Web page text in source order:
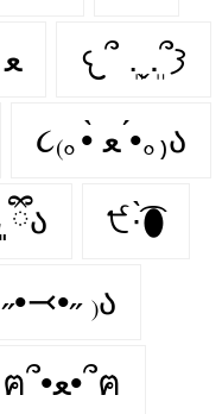
ﻌ 𐔌՞ ܸ.ˬ.ܸ՞𐦯
૮₍｡•̀ ﻌ •́｡₎ა
ྀིა ੯·̀͡⬮
₎ა
ฅ՞•ﻌ•՞ฅ